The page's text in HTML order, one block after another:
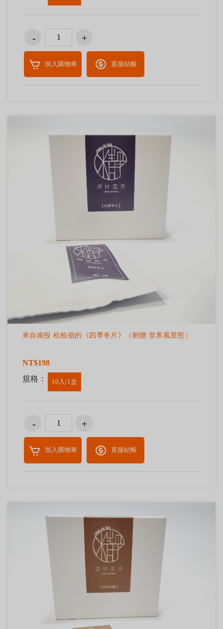
加入購物車 直接結帳
來自南投 松柏嶺的《四季冬片》（附贈 世界風景照）
NT$198
規格：
10入/1盒
加入購物車 直接結帳